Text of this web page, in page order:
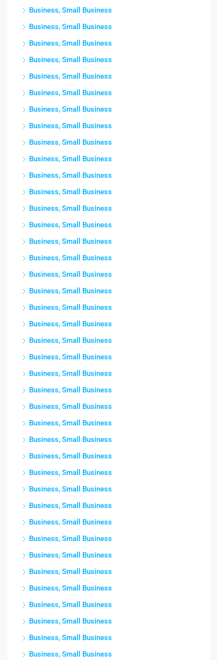
Business, Small Business
Business, Small Business
Business, Small Business
Business, Small Business
Business, Small Business
Business, Small Business
Business, Small Business
Business, Small Business
Business, Small Business
Business, Small Business
Business, Small Business
Business, Small Business
Business, Small Business
Business, Small Business
Business, Small Business
Business, Small Business
Business, Small Business
Business, Small Business
Business, Small Business
Business, Small Business
Business, Small Business
Business, Small Business
Business, Small Business
Business, Small Business
Business, Small Business
Business, Small Business
Business, Small Business
Business, Small Business
Business, Small Business
Business, Small Business
Business, Small Business
Business, Small Business
Business, Small Business
Business, Small Business
Business, Small Business
Business, Small Business
Business, Small Business
Business, Small Business
Business, Small Business
Business, Small Business